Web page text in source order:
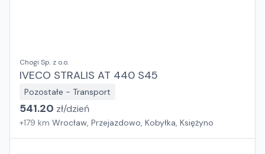
Chogi Sp. z o.o.
IVECO STRALIS AT 440 S45
Pozostałe - Transport
541.20 zł/dzień
+179 km Wrocław, Przejazdowo, Kobyłka, Księżyno